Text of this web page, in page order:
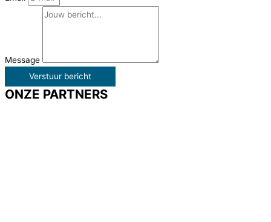
Message
Verstuur bericht
ONZE PARTNERS